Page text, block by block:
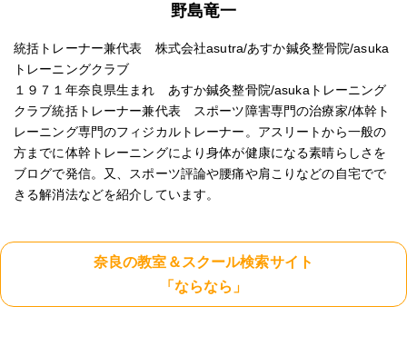
野島竜一
統括トレーナー兼代表 株式会社asutra/あすか鍼灸整骨院/asuka
トレーニングクラブ
１９７１年奈良県生まれ あすか鍼灸整骨院/asukaトレーニング
クラブ統括トレーナー兼代表 スポーツ障害専門の治療家/体幹ト
レーニング専門のフィジカルトレーナー。アスリートから一般の
方までに体幹トレーニングにより身体が健康になる素晴らしさを
ブログで発信。又、スポーツ評論や腰痛や肩こりなどの自宅でで
きる解消法などを紹介しています。
奈良の教室＆スクール検索サイト
「ならなら」